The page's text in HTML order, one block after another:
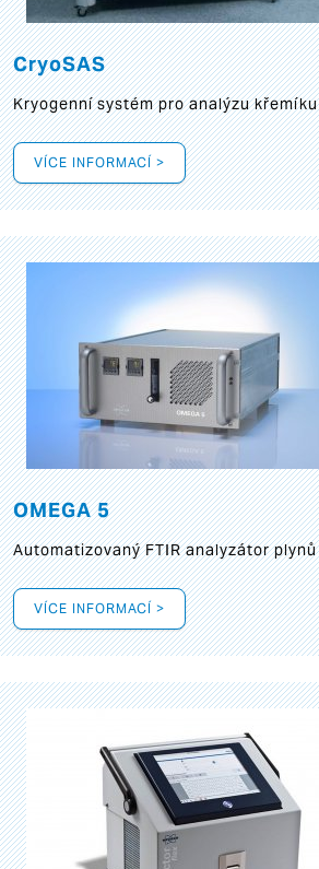
CryoSAS
Kryogenní systém pro analýzu křemíku
VÍCE INFORMACÍ >
OMEGA 5
Automatizovaný FTIR analyzátor plynů
VÍCE INFORMACÍ >